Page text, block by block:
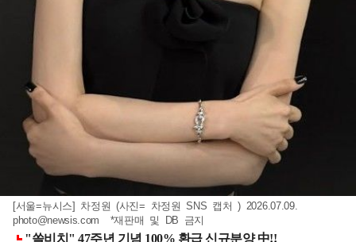
[서울=뉴시스] 차정원 (사진= 차정원 SNS 캡처 ) 2026.07.09.
photo@newsis.com *재판매 및 DB 금지